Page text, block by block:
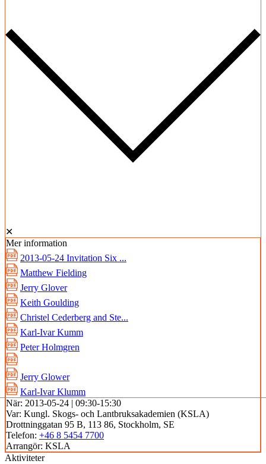
✕
Mer information
2013-05-24 Invitation Six ...
Matthew Fielding
Jerry Glover
Keith Goulding
Christel Cederberg and Ste...
Karl-Ivar Kumm
Peter Holmgren
Jerry Glower
Karl-Ivar Klumm
När: 2013-05-24 | 09:30-15:30
Var: Kungl. Skogs- och Lantbruksakademien (KSLA)
Drottninggatan 95 B, 113 86, Stockholm, SE
Telefon: +46 8 5454 7700
Arrangör: KSLA
Aktiviteter